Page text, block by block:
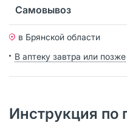
Самовывоз
в Брянской области
В аптеку завтра или позже
Инструкция